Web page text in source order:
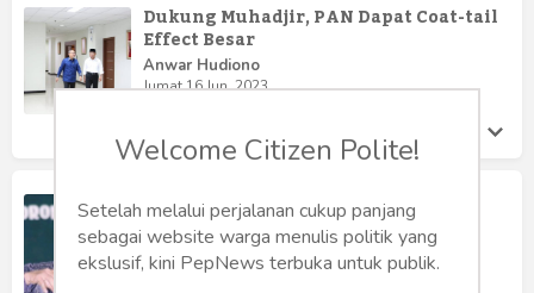
Hankam
Internasional
Humaniora
Sketsa
Dukung Muhadjir, PAN Dapat Coat-tail
Effect Besar
Anwar Hudiono
Jumat 16 Jun, 2023
Politik Moral Ustad Aburrahim Nur
Anwar Hudiono
Minggu 30 May, 2021
Welcome Citizen Polite!
Setelah melalui perjalanan cukup panjang
sebagai website warga menulis politik yang
ekslusif, kini PepNews terbuka untuk publik.